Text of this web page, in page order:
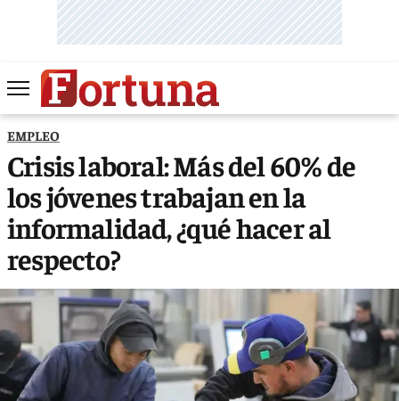
EMPLEO
Crisis laboral: Más del 60% de
los jóvenes trabajan en la
informalidad, ¿qué hacer al
respecto?